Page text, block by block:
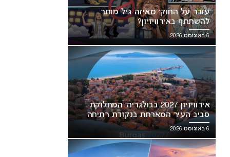
עובר על החוק: מאיזה גיל מותר
להשתתף באירוויזיון?
6 באוגוסט 2026
אירוויזיון 2027 בבולגריה: המחלוקת
סביב העיר המארחת בנקודת רתיחה
6 באוגוסט 2026